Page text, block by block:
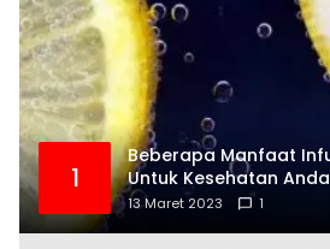
1
Beberapa Manfaat
Untuk Kesehatan Anda
13 Maret 2023 1